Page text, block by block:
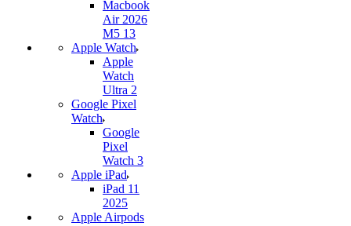
Macbook
Air 2026
M5 13
Apple Watch
Apple
Watch
Ultra 2
Google Pixel
Watch
Google
Pixel
Watch 3
Apple iPad
iPad 11
2025
Apple Airpods